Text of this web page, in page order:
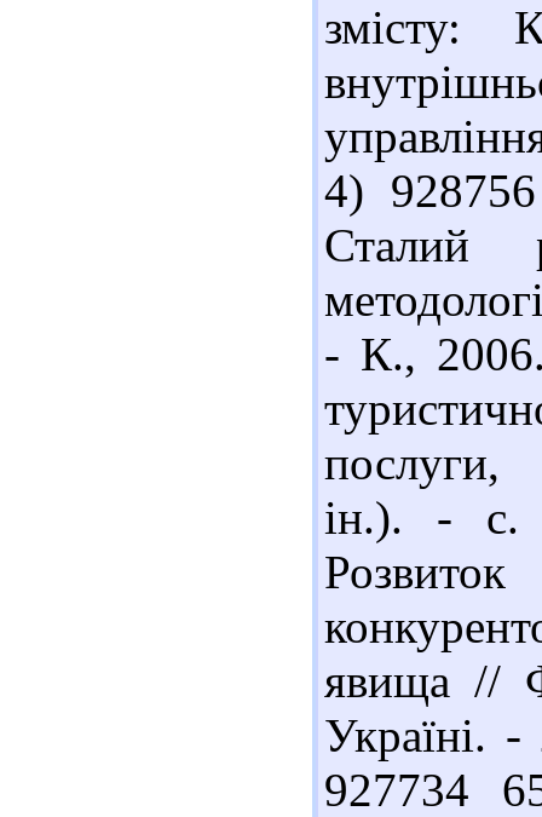
змісту:
4)
Сталий
- К., 2006.
послуги,
ін.). - с.
явища //
927734